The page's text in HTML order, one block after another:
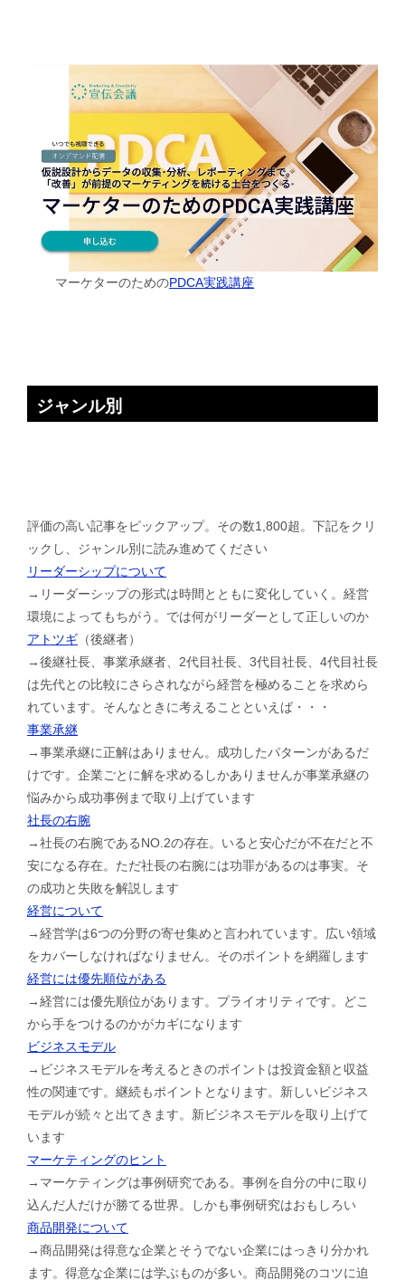
マーケターのためのPDCA実践講座
ジャンル別
評価の高い記事をピックアップ。その数1,800超。下記をクリ
ックし、ジャンル別に読み進めてください
リーダーシップについて
→リーダーシップの形式は時間とともに変化していく。経営
環境によってもちがう。では何がリーダーとして正しいのか
アトツギ （後継者）
→後継社長、事業承継者、2代目社長、3代目社長、4代目社長
は先代との比較にさらされながら経営を極めることを求めら
れています。そんなときに考えることといえば・・・
事業承継
→事業承継に正解はありません。成功したパターンがあるだ
けです。企業ごとに解を求めるしかありませんが事業承継の
悩みから成功事例まで取り上げています
社長の右腕
→社長の右腕であるNO.2の存在。いると安心だが不在だと不
安になる存在。ただ社長の右腕には功罪があるのは事実。そ
の成功と失敗を解説します
経営について
→経営学は6つの分野の寄せ集めと言われています。広い領域
をカバーしなければなりません。そのポイントを網羅します
経営には優先順位がある
→経営には優先順位があります。プライオリティです。どこ
から手をつけるのかがカギになります
ビジネスモデル
→ビジネスモデルを考えるときのポイントは投資金額と収益
性の関連です。継続もポイントとなります。新しいビジネス
モデルが続々と出てきます。新ビジネスモデルを取り上げて
います
マーケティングのヒント
→マーケティングは事例研究である。事例を自分の中に取り
込んだ人だけが勝てる世界。しかも事例研究はおもしろい
商品開発について
→商品開発は得意な企業とそうでない企業にはっきり分かれ
ます。得意な企業には学ぶものが多い。商品開発のコツに迫